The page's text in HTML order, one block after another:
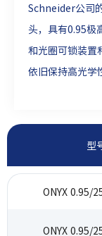
Schneider公司
头，具有0.95极
和光圈可锁装置
依旧保持高光学
型
ONYX 0.95/
ONYX 0.95/